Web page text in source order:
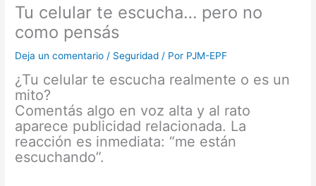
Tu celular te escucha… pero no
como pensás
Deja un comentario / Seguridad / Por PJM-EPF
¿Tu celular te escucha realmente o es un
mito?
Comentás algo en voz alta y al rato
aparece publicidad relacionada. La
reacción es inmediata: “me están
escuchando”.